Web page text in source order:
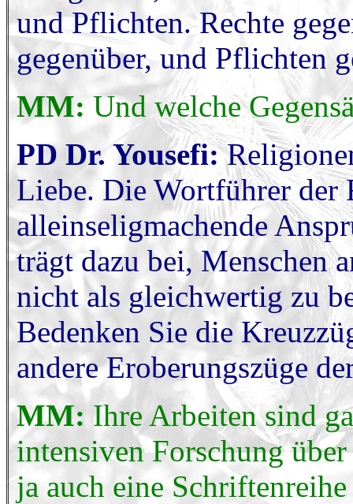
und Pflichten. Rechte
gegenüber, und Pflichten
MM: Und welche
PD Dr. Yousefi:
Liebe. Die Wortführer der
alleinseligmachende
trägt dazu bei, Menschen
nicht als gleichwertig zu
Bedenken Sie die
andere Eroberungszüge
MM: Ihre Arbeiten sind
intensiven Forschung
ja auch eine